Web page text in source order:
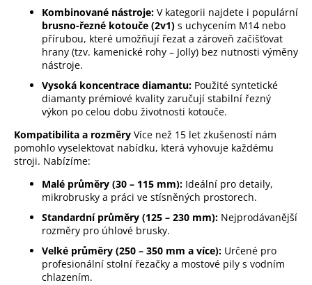
Kombinované nástroje: V kategorii najdete i populární
brusno-řezné kotouče (2v1) s uchycením M14 nebo
přírubou, které umožňují řezat a zároveň začišťovat
hrany (tzv. kamenické rohy – Jolly) bez nutnosti výměny
nástroje.
Vysoká koncentrace diamantu: Použité syntetické
diamanty prémiové kvality zaručují stabilní řezný
výkon po celou dobu životnosti kotouče.
Kompatibilita a rozměry Více než 15 let zkušeností nám
pomohlo vyselektovat nabídku, která vyhovuje každému
stroji. Nabízíme:
Malé průměry (30 – 115 mm): Ideální pro detaily,
mikrobrusky a práci ve stísněných prostorech.
Standardní průměry (125 – 230 mm): Nejprodávanější
rozměry pro úhlové brusky.
Velké průměry (250 – 350 mm a více): Určené pro
profesionální stolní řezačky a mostové pily s vodním
chlazením.